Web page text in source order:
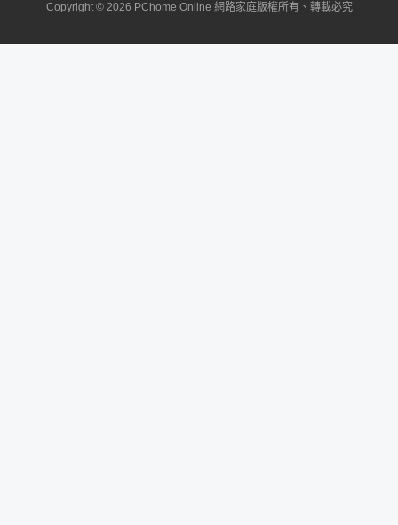
Copyright © 2026 PChome Online 網路家庭版權所有、轉載必究